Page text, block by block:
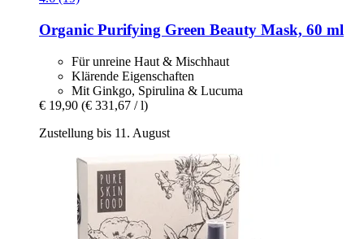
Organic Purifying Green Beauty Mask, 60 ml
Für unreine Haut & Mischhaut
Klärende Eigenschaften
Mit Ginkgo, Spirulina & Lucuma
€ 19,90 (€ 331,67 / l)
Zustellung bis 11. August